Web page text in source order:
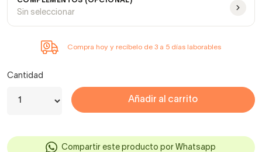
Sin seleccionar
Compra hoy y recíbelo de 3 a 5 días laborables
Cantidad
Añadir al carrito
Compartir este producto por Whatsapp